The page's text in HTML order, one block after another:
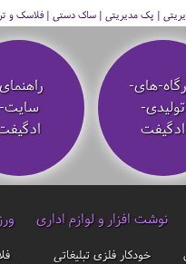
| پک مدیریتی | ساک دستی | فلاسک و
های-
تولیدی-
ادگیفت
سایت-
نوشت افزار و لوازم اداری
خودکار فلزی تبلیغاتی